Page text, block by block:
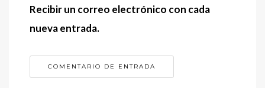
Recibir un correo electrónico con cada
nueva entrada.